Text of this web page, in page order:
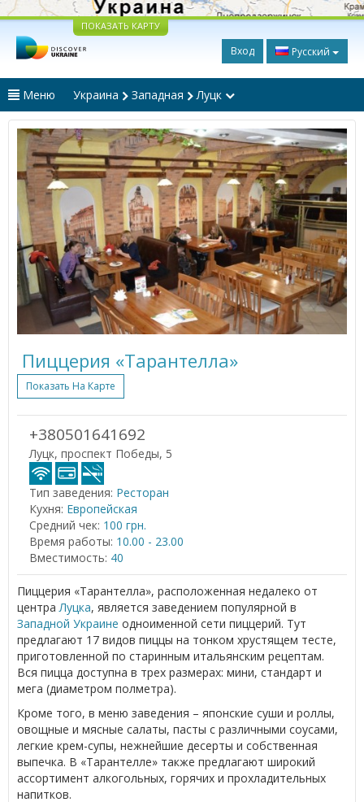
ПОКАЗАТЬ КАРТУ
Вход Русский
Меню Украина Западная Луцк
Пиццерия «Тарантелла»
Показать На Карте
+380501641692
Луцк, проспект Победы, 5
Тип заведения: Ресторан
Кухня: Европейская
Средний чек: 100 грн.
Время работы: 10.00 - 23.00
Вместимость: 40
Пиццерия «Тарантелла», расположенная недалеко от
центра Луцка, является заведением популярной в
Западной Украине одноименной сети пиццерий. Тут
предлагают 17 видов пиццы на тонком хрустящем тесте,
приготовленной по старинным итальянским рецептам.
Вся пицца доступна в трех размерах: мини, стандарт и
мега (диаметром полметра).
Кроме того, в меню заведения – японские суши и роллы,
овощные и мясные салаты, пасты с различными соусами,
легкие крем-супы, нежнейшие десерты и собственная
выпечка. В «Тарантелле» также предлагают широкий
ассортимент алкогольных, горячих и прохладительных
напитков.